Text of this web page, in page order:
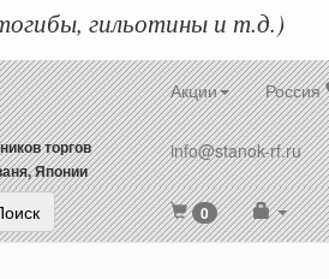
гильотины и т.д.)
торгов
Японии
Акции Россия
info@stanok-rf.ru
0